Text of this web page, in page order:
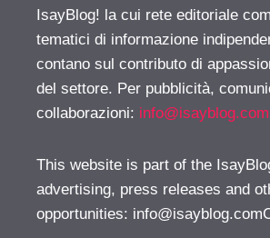
IsayBlog! la cui rete editoriale
tematici di informazione
contano sul contributo di
del settore. Per pubblicità,
collaborazioni: info@isayblog.com
This website is part of the
advertising, press releases and
opportunities: